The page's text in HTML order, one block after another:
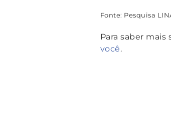
Fonte: Pesquisa
Para saber
você.